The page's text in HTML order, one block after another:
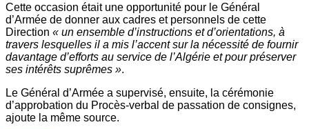
Cette occasion était une opportunité pour le Général
d’Armée de donner aux cadres et personnels de cette
Direction « un ensemble d’instructions et d’orientations, à
travers lesquelles il a mis l’accent sur la nécessité de fournir
davantage d’efforts au service de l’Algérie et pour préserver
ses intérêts suprêmes ».
Le Général d’Armée a supervisé, ensuite, la cérémonie
d’approbation du Procès-verbal de passation de consignes,
ajoute la même source.